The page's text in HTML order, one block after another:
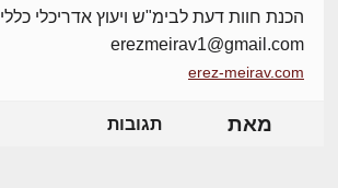
הכנת חוות דעת לבימ"ש ויעוץ אדריכלי כללי
erezmeirav1@gmail.com
erez-meirav.com
מאת תגובות